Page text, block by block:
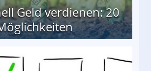
Geld verdienen: 20